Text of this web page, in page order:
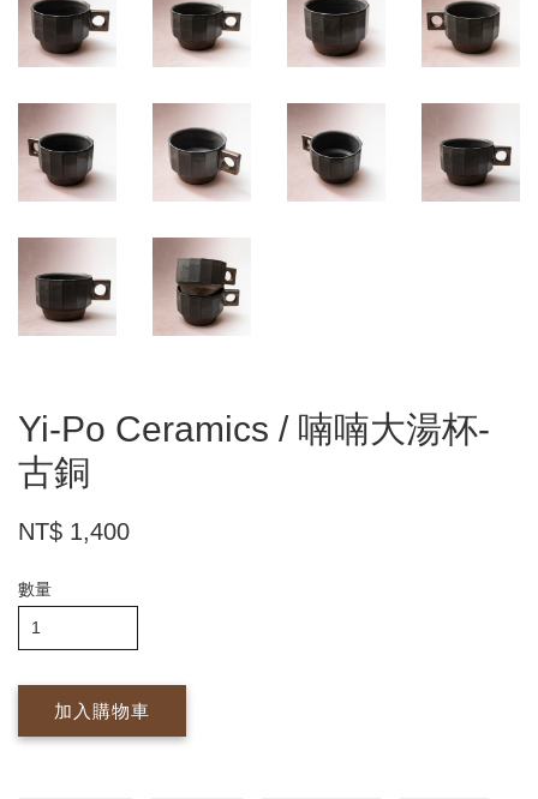
Yi-Po Ceramics / 喃喃大湯杯-
古銅
NT$ 1,400
數量
加入購物車